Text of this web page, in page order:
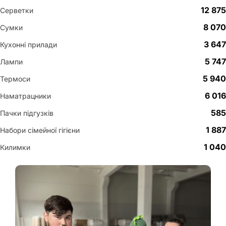
Серветки 12 875
Сумки 8 070
Кухонні прилади 3 647
Лампи 5 747
Термоси 5 940
Наматрацники 6 016
Пачки підгузків 585
Набори сімейної гігієни 1 887
Килимки 1 040